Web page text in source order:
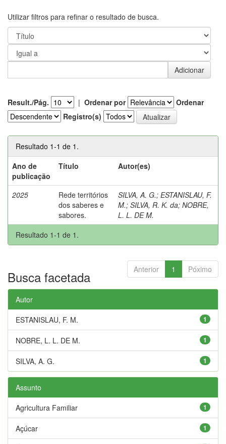
Utilizar filtros para refinar o resultado de busca.
Result./Pág. | Ordenar por
Ordenar
Registro(s)
Resultado 1-1 de 1.
Ano de
publicação
Título Autor(es)
2025
Rede territórios
dos saberes e
sabores.
SILVA, A. G.; ESTANISLAU, F.
M.; SILVA, R. K. da; NOBRE,
L. L. DE M.
Resultado 1-1 de 1.
Anterior 1 Póximo
Busca facetada
Autor
1
ESTANISLAU, F. M.
1
NOBRE, L. L. DE M.
1
SILVA, A. G.
Assunto
1
Agricultura Familiar
1
Açúcar